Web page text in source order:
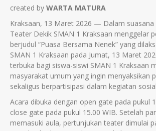
created by WARTA MATURA
Kraksaan, 13 Maret 2026 — Dalam suasana
Teater Dekik SMAN 1 Kraksaan menggelar
berjudul “Puasa Bersama Nenek” yang
SMAN 1 Kraksaan pada Jumat, 13 Maret
terbuka bagi siswa-siswi SMAN 1 Kraksaan
masyarakat umum yang ingin menyaksikan
sekaligus berpartisipasi dalam kegiatan
Acara dibuka dengan open gate pada pukul
close gate pada pukul 15.00 WIB. Setelah
memasuki aula, pertunjukan teater dimulai